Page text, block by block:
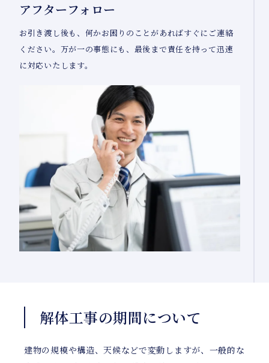
アフターフォロー
お引き渡し後も、何かお困りのことがあればすぐにご連絡
ください。万が一の事態にも、最後まで責任を持って迅速
に対応いたします。
解体工事の期間について
建物の規模や構造、天候などで変動しますが、一般的な